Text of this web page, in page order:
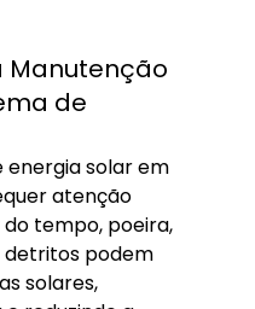
Manutenção
de
energia solar em
atenção
tempo, poeira,
detritos podem
solares,